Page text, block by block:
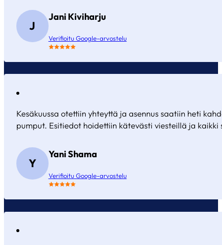
J
Jani Kiviharju
Verifioitu Google-arvostelu
Kesäkuussa otettiin yhteyttä ja asennus saatiin heti
pumput. Esitiedot hoidettiin kätevästi viesteillä ja kaikki
Y
Yani Shama
Verifioitu Google-arvostelu